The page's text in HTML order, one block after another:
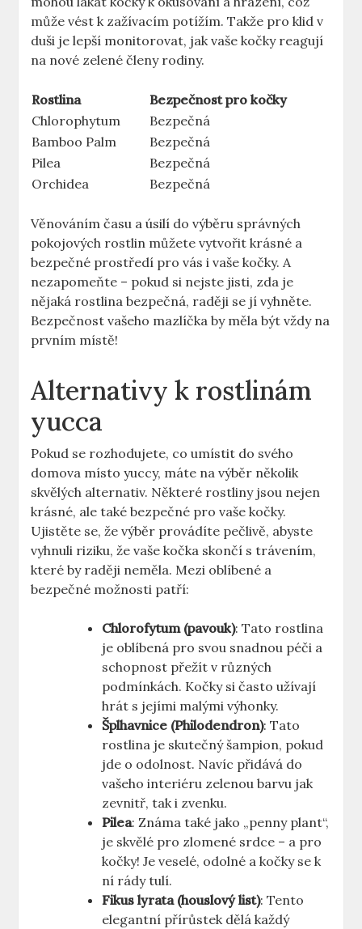
může vést k zažívacím potížím. Takže pro klid v
duši je lepší monitorovat, jak vaše kočky reagují
na nové zelené členy rodiny.
Rostlina
Bezpečnost pro kočky
Chlorophytum
Bezpečná
Bamboo Palm
Bezpečná
Pilea
Bezpečná
Orchidea
Bezpečná
Věnováním času a úsilí do výběru správných
pokojových rostlin můžete vytvořit krásné a
bezpečné prostředí pro vás i vaše kočky. A
nezapomeňte – pokud si nejste jisti, zda je
nějaká rostlina bezpečná, raději se jí vyhněte.
Bezpečnost vašeho mazlíčka by měla být vždy na
prvním místě!
Alternativy k rostlinám
yucca
Pokud se rozhodujete, co umístit do svého
domova místo yuccy, máte na výběr několik
skvělých alternativ. Některé rostliny jsou nejen
krásné, ale také bezpečné pro vaše kočky.
Ujistěte se, že výběr provádíte pečlivě, abyste
vyhnuli riziku, že vaše kočka skončí s trávením,
které by raději neměla. Mezi oblíbené a
bezpečné možnosti patří:
Chlorofytum (pavouk): Tato rostlina
je oblíbená pro svou snadnou péči a
schopnost přežít v různých
podmínkách. Kočky si často užívají
hrát s jejími malými výhonky.
Šplhavnice (Philodendron): Tato
rostlina je skutečný šampion, pokud
jde o odolnost. Navíc přidává do
vašeho interiéru zelenou barvu jak
zevnitř, tak i zvenku.
Pilea: Známa také jako „penny plant“,
je skvělé pro zlomené srdce – a pro
kočky! Je veselé, odolné a kočky se k
ní rády tulí.
Fikus lyrata (houslový list): Tento
elegantní přírůstek dělá každý